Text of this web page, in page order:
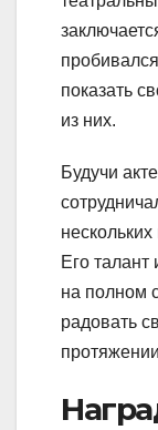
показать
из них.
Будучи
Его
на полном
радовать